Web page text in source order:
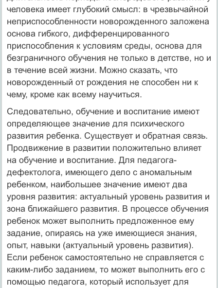
человека имеет глубокий смысл: в чрезвычайной
неприспособленности новорожденного заложена
основа гибкого, дифференцированного
приспособления к условиям среды, основа для
безграничного обучения не только в детстве, но и
в течение всей жизни. Можно сказать, что
новорожденный от рождения не способен ни к
чему, кроме как всему научиться.
Следовательно, обучение и воспитание имеют
определяющее значение для психического
развития ребенка. Существует и обратная связь.
Продвижение в развитии положительно влияет
на обучение и воспитание. Для педагога-
дефектолога, имеющего дело с аномальным
ребенком, наибольшее значение имеют два
уровня развития: актуальный уровень развития и
зона ближайшего развития. В процессе обучения
ребенок может выполнить предложенное ему
задание, опираясь на уже имеющиеся знания,
опыт, навыки (актуальный уровень развития).
Если ребенок самостоятельно не справляется с
каким-либо заданием, то может выполнить его с
помощью педагога, который использует для